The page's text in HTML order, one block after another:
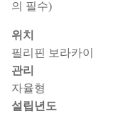
의 필수)
위치
필리핀 보라카이
관리
자율형
설립년도